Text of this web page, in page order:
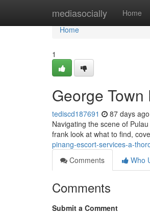
mediasocially Home
Home
Home
1
George
tediscd187691 87 days ago
Navigating the scene of
frank look at what to find,
pinang-escort-services-a-
Comments
Who
Comments
Submit a Comment